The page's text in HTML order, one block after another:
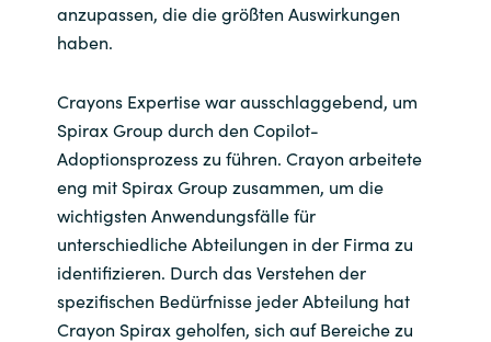
anzupassen, die die größten Auswirkungen
haben.
Crayons Expertise war ausschlaggebend, um
Spirax Group durch den Copilot-
Adoptionsprozess zu führen. Crayon arbeitete
eng mit Spirax Group zusammen, um die
wichtigsten Anwendungsfälle für
unterschiedliche Abteilungen in der Firma zu
identifizieren. Durch das Verstehen der
spezifischen Bedürfnisse jeder Abteilung hat
Crayon Spirax geholfen, sich auf Bereiche zu